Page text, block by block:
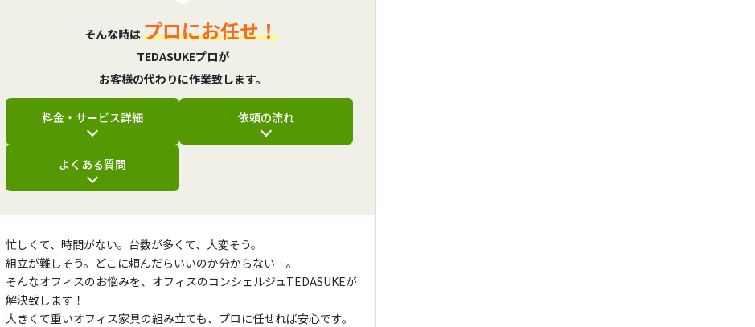
そんな時はプロにお任せ！
TEDASUKEプロが
お客様の代わりに作業致します。
料金・サービス詳細 依頼の流れ
よくある質問
忙しくて、時間がない。台数が多くて、大変そう。
組立が難しそう。どこに頼んだらいいのか分からない…。
そんなオフィスのお悩みを、オフィスのコンシェルジュTEDASUKEが
解決致します！
大きくて重いオフィス家具の組み立ても、プロに任せれば安心です。